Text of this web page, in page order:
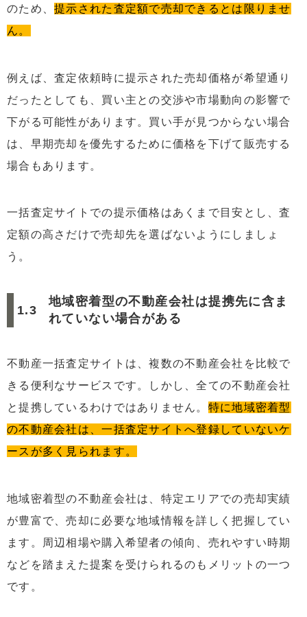
のため、提示された査定額で売却できるとは限りませ
ん。
例えば、査定依頼時に提示された売却価格が希望通り
だったとしても、買い主との交渉や市場動向の影響で
下がる可能性があります。買い手が見つからない場合
は、早期売却を優先するために価格を下げて販売する
場合もあります。
一括査定サイトでの提示価格はあくまで目安とし、査
定額の高さだけで売却先を選ばないようにしましょ
う。
地域密着型の不動産会社は提携先に含ま
れていない場合がある
不動産一括査定サイトは、複数の不動産会社を比較で
きる便利なサービスです。しかし、全ての不動産会社
と提携しているわけではありません。 特に地域密着型
の不動産会社は、一括査定サイトへ登録していないケ
ースが多く見られます。
地域密着型の不動産会社は、特定エリアでの売却実績
が豊富で、売却に必要な地域情報を詳しく把握してい
ます。周辺相場や購入希望者の傾向、売れやすい時期
などを踏まえた提案を受けられるのもメリットの一つ
です。